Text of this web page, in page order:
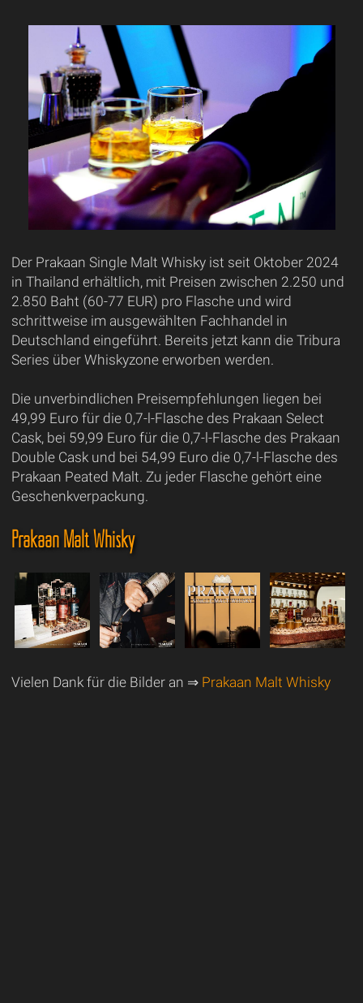
Der Prakaan Single Malt Whisky ist seit Oktober 2024
in Thailand erhältlich, mit Preisen zwischen 2.250 und
2.850 Baht (60-77 EUR) pro Flasche und wird
schrittweise im ausgewählten Fachhandel in
Deutschland eingeführt. Bereits jetzt kann die Tribura
Series über Whiskyzone erworben werden.
Die unverbindlichen Preisempfehlungen liegen bei
49,99 Euro für die 0,7-l-Flasche des Prakaan Select
Cask, bei 59,99 Euro für die 0,7-l-Flasche des Prakaan
Double Cask und bei 54,99 Euro die 0,7-l-Flasche des
Prakaan Peated Malt. Zu jeder Flasche gehört eine
Geschenkverpackung.
Prakaan Malt Whisky
Vielen Dank für die Bilder an ⇒ Prakaan Malt Whisky